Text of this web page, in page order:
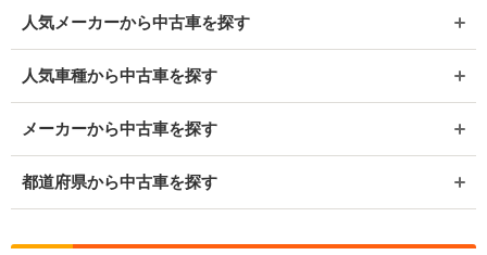
人気メーカーから中古車を探す
人気車種から中古車を探す
メーカーから中古車を探す
都道府県から中古車を探す